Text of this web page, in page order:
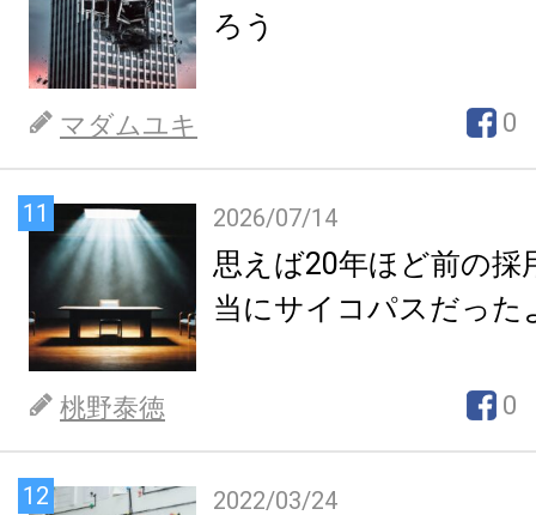
ろう
マダムユキ 0
11 2026/07/14
思えば20年ほど前の採
当にサイコパスだった
桃野泰徳 0
12 2022/03/24